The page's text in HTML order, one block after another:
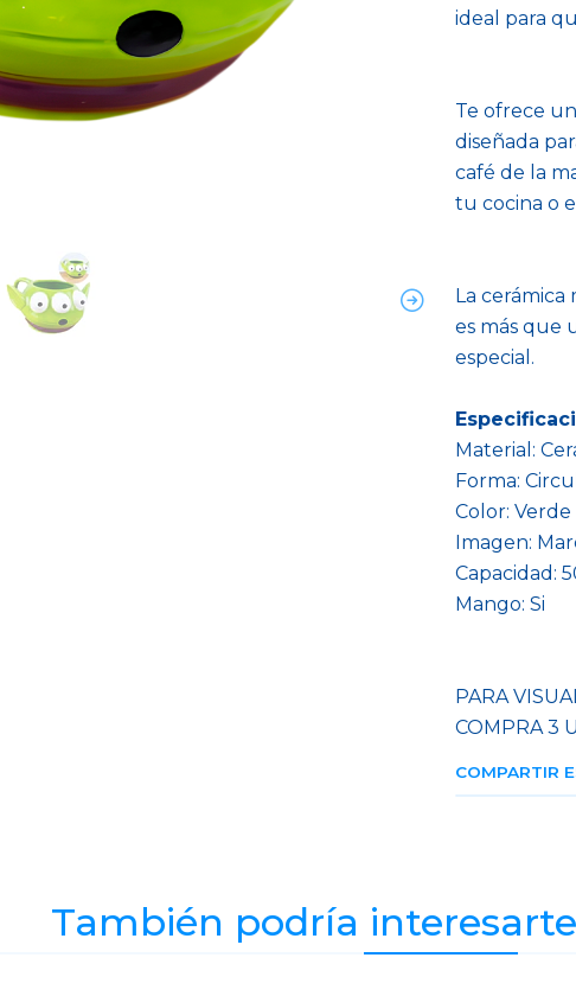
ideal para
Te ofrece
diseñada
café de la
tu cocina o
La
es más que
especial.
Material:
Forma:
Color: Verde
Imagen:
Capacidad:
Mango: Si
PARA
COMPRA 3
COMPARTIR
También podría